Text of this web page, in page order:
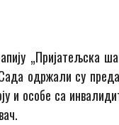
„Пријатељска
одржали су
и особе са